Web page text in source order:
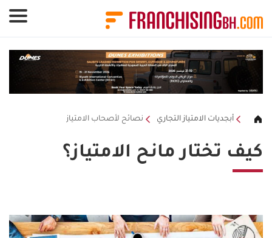
أبجديات الامتياز التجاري نصائح لأصحاب الامتياز
كيف تختار مانح الامتياز؟
لوحة إدارة ملفات تعريف الارتباط